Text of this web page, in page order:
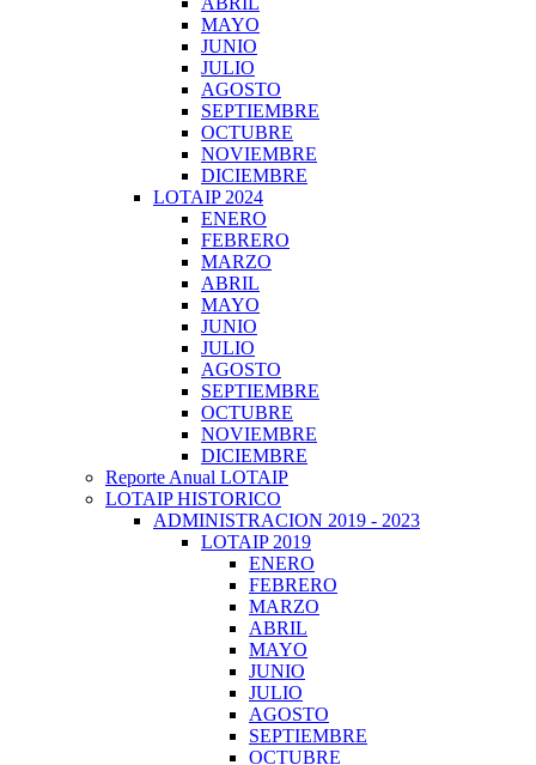
MAYO
JUNIO
JULIO
AGOSTO
SEPTIEMBRE
OCTUBRE
NOVIEMBRE
DICIEMBRE
LOTAIP 2024
ENERO
FEBRERO
MARZO
ABRIL
MAYO
JUNIO
JULIO
AGOSTO
SEPTIEMBRE
OCTUBRE
NOVIEMBRE
DICIEMBRE
Reporte Anual LOTAIP
LOTAIP HISTORICO
ADMINISTRACION 2019 - 2023
LOTAIP 2019
ENERO
FEBRERO
MARZO
ABRIL
MAYO
JUNIO
JULIO
AGOSTO
SEPTIEMBRE
OCTUBRE